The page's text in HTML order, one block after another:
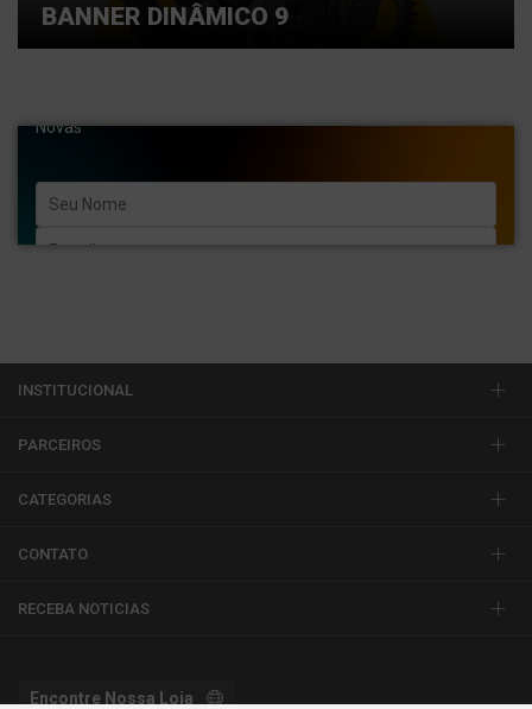
BANNER DINÂMICO 9
Entre em contato conosco e saiba mais
Novas
INSTITUCIONAL
PARCEIROS
CATEGORIAS
CONTATO
RECEBA NOTICIAS
Encontre Nossa Loja